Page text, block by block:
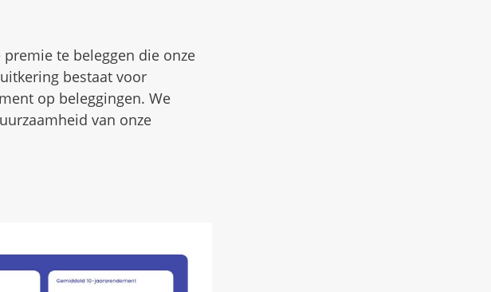
te beleggen die onze
bestaat voor
op beleggingen. We
van onze